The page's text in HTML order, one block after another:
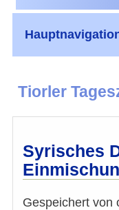
Tiorler
Syrisches
Gespeichert von